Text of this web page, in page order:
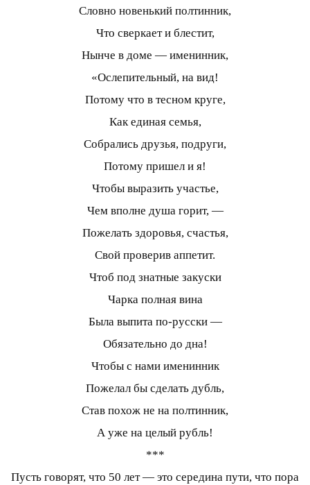
Словно новенький полтинник,
Что сверкает и блестит,
Нынче в доме — именинник,
«Ослепительный, на вид!
Потому что в тесном круге,
Как единая семья,
Собрались друзья, подруги,
Потому пришел и я!
Чтобы выразить участье,
Чем вполне душа горит, —
Пожелать здоровья, счастья,
Свой проверив аппетит.
Чтоб под знатные закуски
Чарка полная вина
Была выпита по-русски —
Обязательно до дна!
Чтобы с нами именинник
Пожелал бы сделать дубль,
Став похож не на полтинник,
А уже на целый рубль!
***
Пусть говорят, что 50 лет — это середина пути, что пора